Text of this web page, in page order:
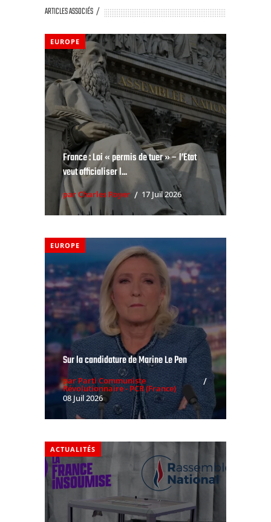
ARTICLES ASSOCIÉS
EUROPE
France : Loi « permis de tuer » – l’Etat
veut officialiser l...
par Charles Royer 17 Juil 2026
EUROPE
Sur la candidature de Marine Le Pen
par Parti Communiste
Révolutionnaire - PCR (France)
08 Juil 2026
ACTUALITÉS